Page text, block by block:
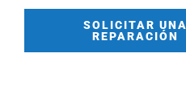
SOLICITAR UNA
REPARACIÓN